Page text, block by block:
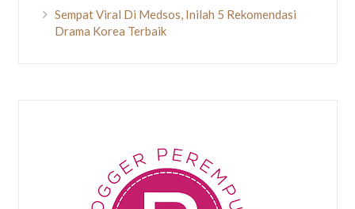
Sempat Viral Di Medsos, Inilah 5 Rekomendasi
Drama Korea Terbaik